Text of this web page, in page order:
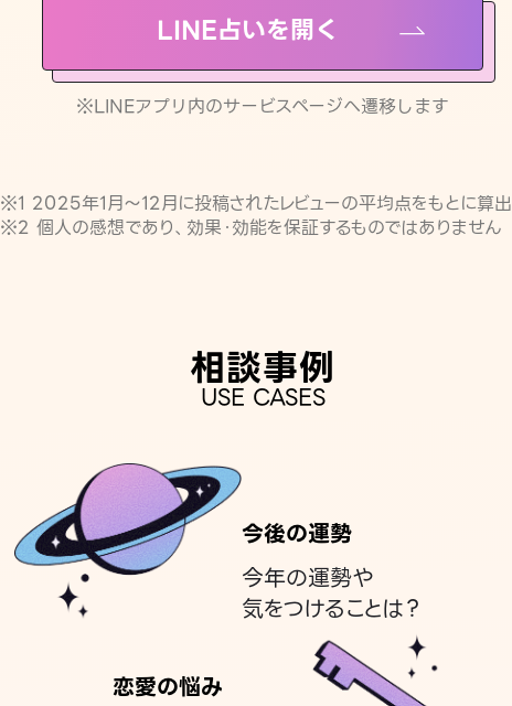
LINE占いを開く
※LINEアプリ内のサービスページへ遷移します
※1 2025年1月〜12月に投稿されたレビューの平均点をもとに算出
※2 個人の感想であり、効果・効能を保証するものではありません
相談事例
USE CASES
今後の運勢
今年の運勢や
気をつけることは？
恋愛の悩み